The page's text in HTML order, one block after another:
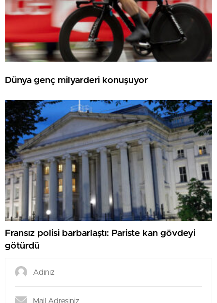
Dünya genç milyarderi konuşuyor
Fransız polisi barbarlaştı: Pariste kan gövdeyi
götürdü